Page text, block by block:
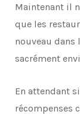
Maintenant il
que les
nouveau dans
sacrément
En attendant
récompenses